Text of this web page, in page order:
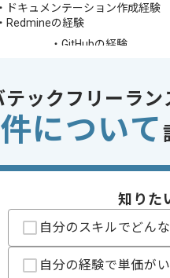
・ドキュメンテーション作成経験
・Redmineの経験
・GitHubの経験
※上記に似た経験やスキルをお持ちであ
発ツール Redmine ,
務内容
社内システム
精算条件
有
精算基準時間
140時間〜
支払いサイト
15日
テックフリーラン
について
知りた
自分のスキルでどん
自分の経験で単価が